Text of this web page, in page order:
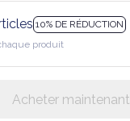
10% DE RÉDUCTION
produit
Acheter maintenant